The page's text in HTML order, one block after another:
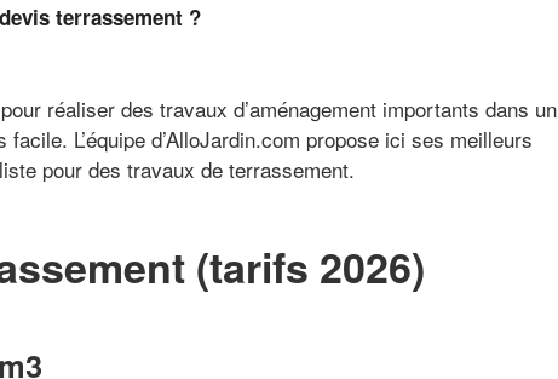
terrassement ?
réaliser des travaux d’aménagement importants dans un
L’équipe d’AlloJardin.com propose ici ses meilleurs
pour des travaux de terrassement.
(tarifs 2026)